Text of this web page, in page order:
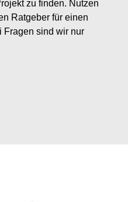
zu finden. Nutzen
Ratgeber für einen
Fragen sind wir nur